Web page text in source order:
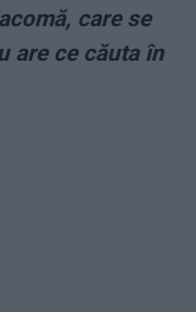
care se
are ce căuta în